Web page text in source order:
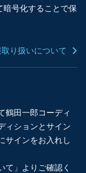
暗号化することで保
り扱いについて
鶴田一郎コーディ
ィションとサイン
サインをお入れし
て」よりご確認く